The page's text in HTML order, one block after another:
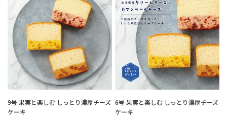
9号 果実と楽しむ しっとり濃厚チーズ
ケーキ
6号 果実と楽しむ しっとり濃厚チーズ
ケーキ